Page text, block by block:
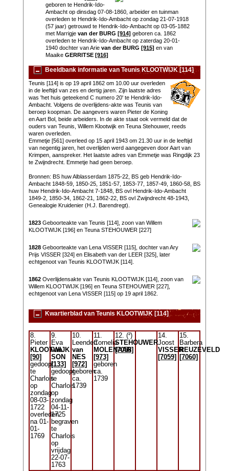
geboren te Hendrik-Ido-
Ambacht op dinsdag 07-08-1860, arbeider en tuinman
overleden te Hendrik-Ido-Ambacht op zondag 21-07-1918
(57 jaar) getrouwd te Hendrik-Ido-Ambacht op 03-05-1882
met Marrigjevan der BURG [914] geboren ca. 1862
overleden te Hendrik-Ido-Ambacht op zaterdag 20-01-
1940 dochter van Arievan der BURG [915] en van
MaaikeGERRITSE [916]
Beeldbank informatie van Teunis KLOOTWIJK [114]
Teunis [114] is op 19 april 1862 om 10.00 uur overleden
in de leeftijd van zes en dertig jaren. Zijn laatste adres
was 'het huis geteekend C numero 20' te Hendrik-Ido-
Ambacht. Volgens de overlijdens-akte was Teunis van
beroep koopman. De aangevers waren Pieter de Koning
en Aart Bol, beide arbeiders. In de akte staat ook vermeld dat de
ouders van Teunis, Willem Klootwijk en Teuna Stehouwer, reeds
waren overleden.
Emmetje [561] overleed op 15 april 1943 om 21.30 uur in de leeftijd
van negentig jaren, het overlijden werd aangegeven door Aart van
Krimpen, aanspreker. Het laatste adres van Emmetje was Ringdijk 23
te Zwijndrecht. Emmetje had geen beroep.
Bronnen: BS huw Alblasserdam 1875-22, BS geb Hendrik-Ido-
Ambacht 1848-59, 1850-25, 1851-57, 1853-77, 1857-49, 1860-58, BS
huw Hendrik-Ido-Ambacht 7-1848, BS ovl Hendrik-Ido-Ambacht
1849-2, 1850-34, 1862-21, 1862-22, BS ovl Zwijndrecht 48-1943,
Genealogie Kruidenier (H.J. Barendregt).
1823Geboorteakte van Teunis [114], zoon van Willem
KLOOTWIJK [196] en Teuna STEHOUWER [227]
1828Geboorteakte van Lena VISSER [115], dochter van Ary
Prijs VISSER [324] en Elisabeth van der LEER [325], later
echtgenoot van Teunis KLOOTWIJK [114].
1862Overlijdensakte van Teunis KLOOTWIJK [114], zoon van
Willem KLOOTWIJK [196] en Teuna STEHOUWER [227],
echtgenoot van Lena VISSER [115] op 19 april 1862.
Kwartierblad van Teunis KLOOTWIJK [114]
8.
Pieter
KLOOTWIJK
[90]
gedoopt
te
Charlois
op
zondag
08-03-
1722
overleden
na 01-
01-
1769
9.
Eva
van
SON
[133]
gedoopt
te
Charlois
op
zondag
04-11-
1725
begraven
te
Charlois
op
vrijdag
22-07-
1763
10.
Leendert
van
NES
[972]
geboren
ca.
1739
11.
Cornelia
MOLENAAR
[973]
geboren
ca.
1739
12. (²)
STEHOUWER
[7058]
14.
Joost
VISSER
[7059]
15.
Barbera
REUZEVELD
[7060]